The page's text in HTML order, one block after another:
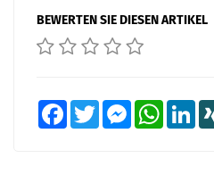
BEWERTEN SIE DIESEN ARTIKEL
FacebookTwitter MessengerWhatsApp